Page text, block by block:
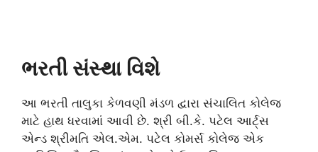
ભરતી સંસ્થા વિશે
આ ભરતી તાલુકા કેળવણી મંડળ દ્વારા સંચાલિત કોલેજ
માટે હાથ ધરવામાં આવી છે. શ્રી બી.કે. પટેલ આર્ટ્સ
એન્ડ શ્રીમતિ એલ.એમ. પટેલ કોમર્સ કોલેજ એક